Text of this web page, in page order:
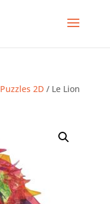
Puzzles 2D/ Le Lion